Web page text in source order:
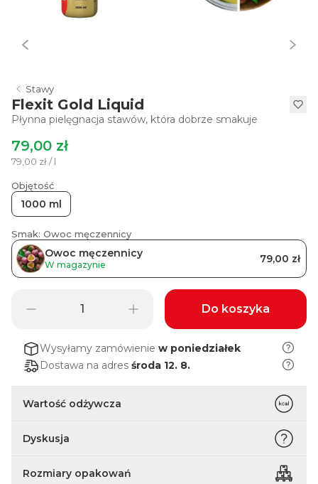
Stawy
Flexit Gold Liquid
Płynna pielęgnacja stawów, która dobrze smakuje
79,00 zł
79,00 zł / l
Objętość
1000 ml
Smak: Owoc męczennicy
Owoc męczennicy
W magazynie 79,00 zł
Do koszyka
Wysyłamy zamówienie w poniedziałek
Dostawa na adres środa 12. 8.
Wartość odżywcza
Dyskusja
Rozmiary opakowań